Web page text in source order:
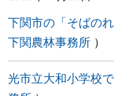
下関市の「そばの
下関農林事務所
光市立大和小学校